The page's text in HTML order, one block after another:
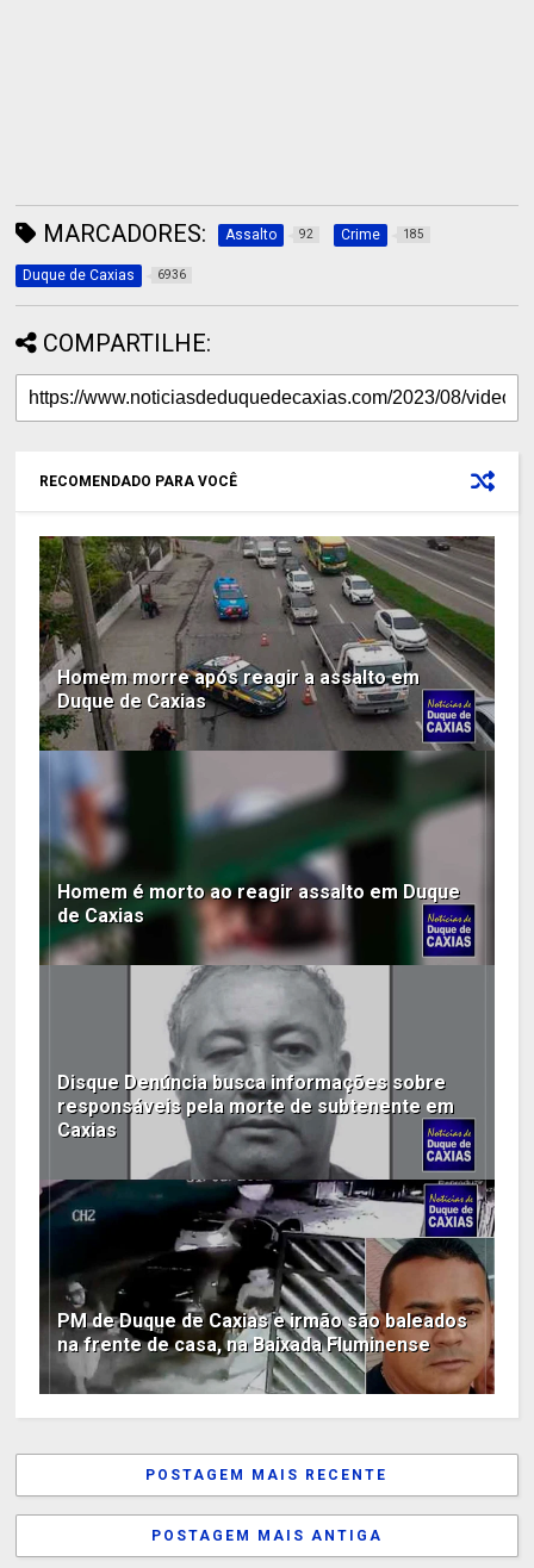
MARCADORES: Assalto 92 Crime 185
Duque de Caxias 6936
COMPARTILHE:
RECOMENDADO PARA VOCÊ
Homem morre após reagir a assalto em
Duque de Caxias
Homem é morto ao reagir assalto em Duque
de Caxias
Disque Denúncia busca informações sobre
responsáveis pela morte de subtenente em
Caxias
PM de Duque de Caxias e irmão são baleados
na frente de casa, na Baixada Fluminense
POSTAGEM MAIS RECENTE
POSTAGEM MAIS ANTIGA